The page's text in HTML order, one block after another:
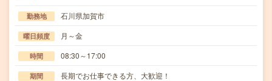
勤務地 石川県加賀市
曜日頻度 月～金
時間 08:30～17:00
期間 長期でお仕事できる方、大歓迎！